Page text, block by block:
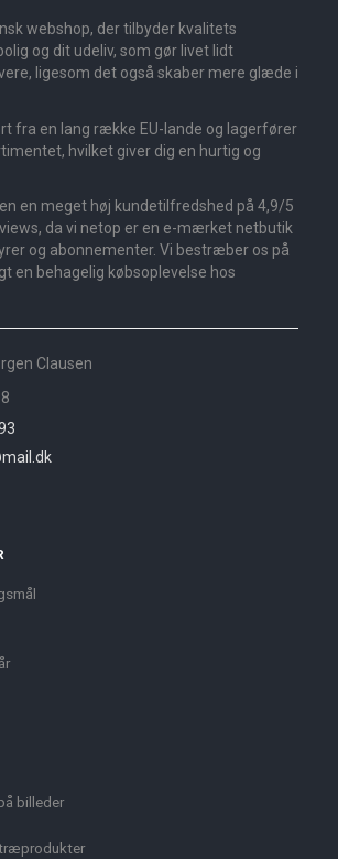
webshop, der tilbyder kvalitets
og dit udeliv, som gør livet lidt
ligesom det også skaber mere glæde i
fra en lang række EU-lande og lagerfører
hvilket giver dig en hurtig og
en meget høj kundetilfredshed på 4,9/5
da vi netop er en e-mærket netbutik
og abonnementer. Vi bestræber os på
en behagelig købsoplevelse hos
Clausen
billeder